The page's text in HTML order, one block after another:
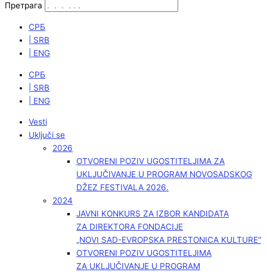
Претрага
СРБ
| SRB
| ENG
СРБ
| SRB
| ENG
Vesti
Uključi se
2026
OTVORENI POZIV UGOSTITELJIMA ZA
UKLJUČIVANJE U PROGRAM NOVOSADSKOG
DŽEZ FESTIVALA 2026.
2024
JAVNI KONKURS ZA IZBOR KANDIDATA
ZA DIREKTORA FONDACIJE
„NOVI SAD-EVROPSKA PRESTONICA KULTURE“
OTVORENI POZIV UGOSTITELJIMA
ZA UKLJUČIVANJE U PROGRAM